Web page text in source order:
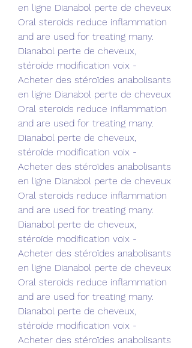
en ligne Dianabol perte de cheveux
Oral steroids reduce inflammation
and are used for treating many.
Dianabol perte de cheveux,
stéroïde modification voix -
Acheter des stéroïdes anabolisants
en ligne Dianabol perte de cheveux
Oral steroids reduce inflammation
and are used for treating many.
Dianabol perte de cheveux,
stéroïde modification voix -
Acheter des stéroïdes anabolisants
en ligne Dianabol perte de cheveux
Oral steroids reduce inflammation
and are used for treating many.
Dianabol perte de cheveux,
stéroïde modification voix -
Acheter des stéroïdes anabolisants
en ligne Dianabol perte de cheveux
Oral steroids reduce inflammation
and are used for treating many.
Dianabol perte de cheveux,
stéroïde modification voix -
Acheter des stéroïdes anabolisants